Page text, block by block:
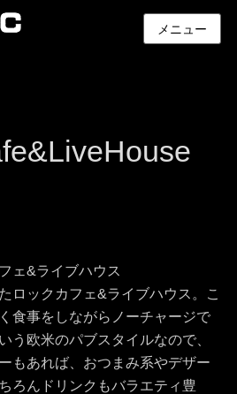
メニュー
ェ&ライブハウス
ロックカフェ&ライブハウス。こ
食事をしながらノーチャージで
う欧米のパブスタイルなので、
もあれば、おつまみ系やデザー
ろんドリンクもバラエティ豊